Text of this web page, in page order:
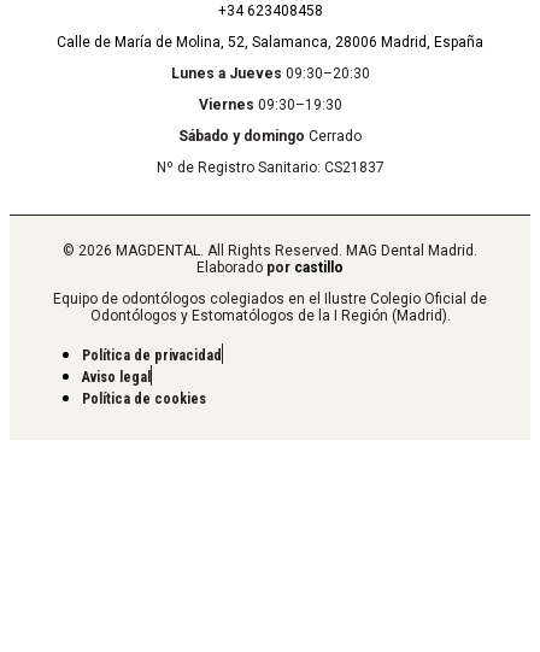
+34 623408458
Calle de María de Molina, 52, Salamanca, 28006 Madrid, España
Lunes a Jueves 09:30–20:30
Viernes 09:30–19:30
Sábado y domingo Cerrado
Nº de Registro Sanitario: CS21837
Política de privacidad
Aviso legal
Política de cookies
© 2026 MAGDENTAL. All Rights Reserved. MAG Dental Madrid.
Elaborado por castillo
Equipo de odontólogos colegiados en el Ilustre Colegio Oficial de
Odontólogos y Estomatólogos de la I Región (Madrid).